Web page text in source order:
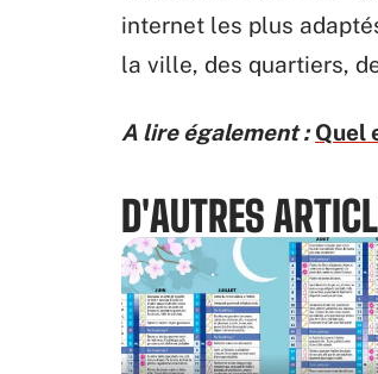
internet les plus
la ville, des quartiers,
A lire également : Quel
D'AUTRES